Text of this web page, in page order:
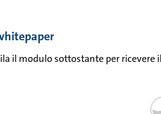
il modulo sottostante per ricevere